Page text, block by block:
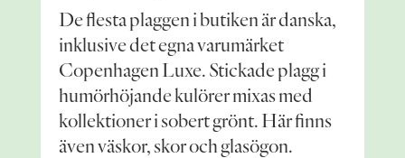
De flesta plaggen i butiken är danska,
inklusive det egna varumärket
Copenhagen Luxe. Stickade plagg i
humörhöjande kulörer mixas med
kollektioner i sobert grönt. Här finns
även väskor, skor och glasögon.